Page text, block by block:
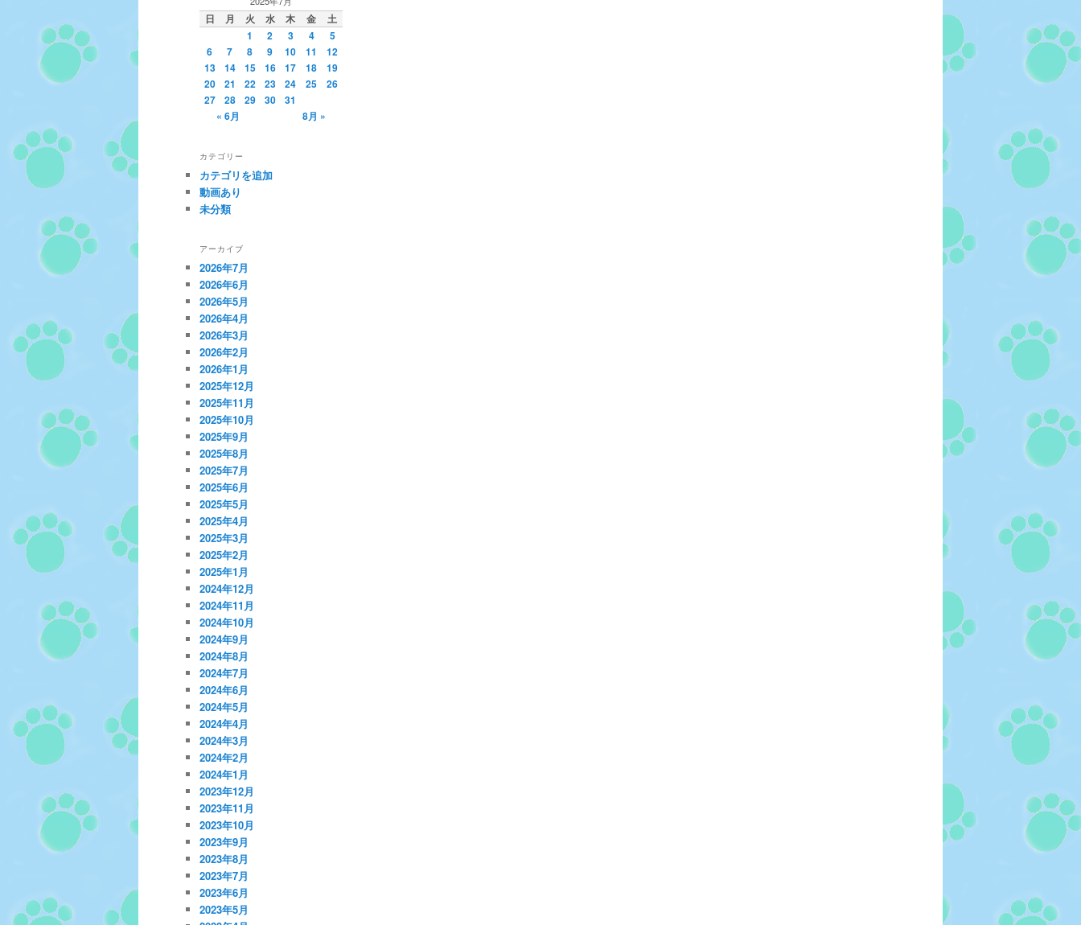
日 月 火 水 木 金
土
1
2 3 4
5
6
7 8 9 10 11
12
13
14 15 16 17 18
19
20
21 22 23 24 25
26
27
28 29 30
31
« 6月
8月 »
カテゴリー
カテゴリを追加
動画あり
未分類
アーカイブ
2026年7月
2026年6月
2026年5月
2026年4月
2026年3月
2026年2月
2026年1月
2025年12月
2025年11月
2025年10月
2025年9月
2025年8月
2025年7月
2025年6月
2025年5月
2025年4月
2025年3月
2025年2月
2025年1月
2024年12月
2024年11月
2024年10月
2024年9月
2024年8月
2024年7月
2024年6月
2024年5月
2024年4月
2024年3月
2024年2月
2024年1月
2023年12月
2023年11月
2023年10月
2023年9月
2023年8月
2023年7月
2023年6月
2023年5月